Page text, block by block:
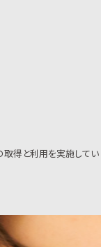
得と利用を実施してい